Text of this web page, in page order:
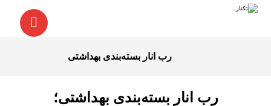
رب انار بسته‌بندی بهداشتی
رب انار بسته‌بندی بهداشتی؛